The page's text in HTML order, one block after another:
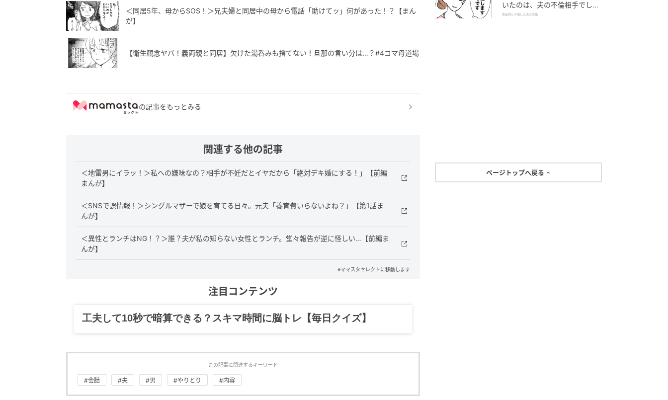
＜同居5年、母からSOS！＞兄夫婦と同居中の母から電話「助けてッ」何があった！？【まん
が】
【衛生観念ヤバ！義両親と同居】欠けた湯呑みも捨てない！旦那の言い分は…？#4コマ母道場
の記事をもっとみる
関連する他の記事
＜地雷男にイラッ！＞私への嫌味なの？相手が不妊だとイヤだから「絶対デキ婚にする！」【前編
まんが】
＜SNSで誤情報！＞シングルマザーで娘を育てる日々。元夫「養育費いらないよね？」【第1話ま
んが】
＜異性とランチはNG！？＞誰？夫が私の知らない女性とランチ。堂々報告が逆に怪しい…【前編ま
んが】
※ママスタセレクトに移動します
注目コンテンツ
工夫して10秒で暗算できる？スキマ時間に脳トレ【毎日クイズ】
この記事に関連するキーワード
#会話 #夫 #男 #やりとり #内容
いたのは、夫の不倫相手でし
た。
助産師と不倫した夫の末路
ページトップへ戻る